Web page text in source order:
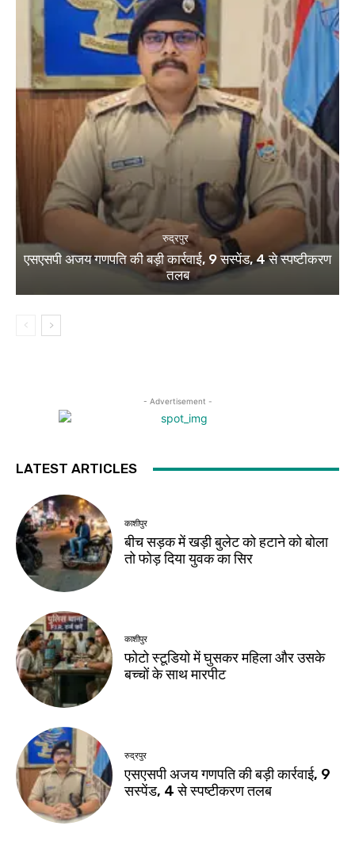
रुद्रपुर
एसएसपी अजय गणपति की बड़ी कार्रवाई, 9 सस्पेंड, 4 से स्पष्टीकरण
तलब
- Advertisement -
LATEST ARTICLES
काशीपुर
बीच सड़क में खड़ी बुलेट को हटाने को बोला
तो फोड़ दिया युवक का सिर
काशीपुर
फोटो स्टूडियो में घुसकर महिला और उसके
बच्चों के साथ मारपीट
रुद्रपुर
एसएसपी अजय गणपति की बड़ी कार्रवाई, 9
सस्पेंड, 4 से स्पष्टीकरण तलब